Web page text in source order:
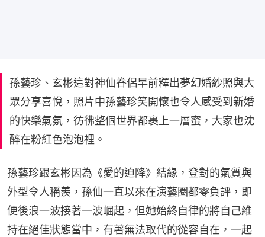
孫藝珍、玄彬這對神仙眷侶早前釋出夢幻婚紗照與大
眾分享喜悅，照片中孫藝珍笑開懷也令人感受到新婚
的快樂氣氛，彷彿整個世界都裹上一層蜜，大家也沈
醉在粉紅色泡泡裡。
孫藝珍跟玄彬因為《愛的迫降》結緣，登對的氣質與
外型令人稱羨，孫仙一直以來在演藝圈都零負評，即
便後浪一波接著一波崛起，但她始終自律的將自己維
持在絕佳狀態當中，有著無法取代的從容自在，一起